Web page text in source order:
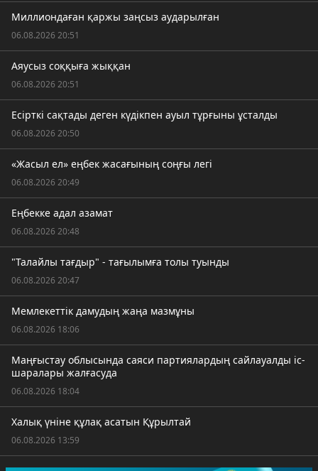
Миллиондаған қаржы заңсыз аударылған
06.08.2026 20:51
Аяусыз соққыға жыққан
06.08.2026 20:51
Есірткі сақтады деген күдікпен ауыл тұрғыны ұсталды
06.08.2026 20:50
«Жасыл ел» еңбек жасағының соңғы легі
06.08.2026 20:49
Еңбекке адал азамат
06.08.2026 20:48
"Талайлы тағдыр" - тағылымға толы туынды
06.08.2026 20:47
Мемлекеттік дамудың жаңа мазмұны
06.08.2026 18:06
Маңғыстау облысында саяси партиялардың сайлауалды іс-
шаралары жалғасуда
06.08.2026 18:04
Халық үніне құлақ асатын Құрылтай
06.08.2026 13:59